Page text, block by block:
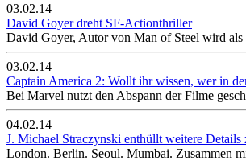
03.02.14
David Goyer dreht SF-Actionthriller
David Goyer, Autor von Man of Steel wird
03.02.14
Captain America 2: Wollt ihr wissen, wer in
Bei Marvel nutzt den Abspann der Filme
04.02.14
J. Michael Straczynski enthüllt weitere Details
London. Berlin. Seoul. Mumbai. Zusammen